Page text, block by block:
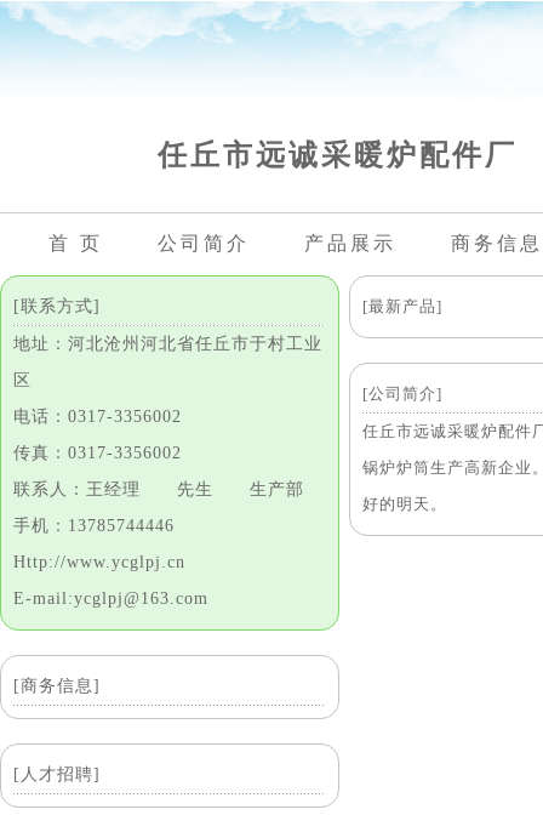
任丘市远诚采暖炉配件厂
首 页 公司简介 产品展示 商务信息
[联系方式]
地址：河北沧州河北省任丘市于村工业
区
电话：0317-3356002
传真：0317-3356002
联系人：王经理 先生 生产部
手机：13785744446
Http://www.ycglpj.cn
E-mail:ycglpj@163.com
[商务信息]
[人才招聘]
[最新产品]
[公司简介]
任丘市远诚采暖炉配件
锅炉炉筒生产高新企业
好的明天。